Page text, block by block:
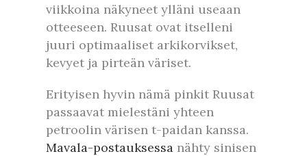
viikkoina näkyneet ylläni useaan
otteeseen. Ruusat ovat itselleni
juuri optimaaliset arkikorvikset,
kevyet ja pirteän väriset.
Erityisen hyvin nämä pinkit Ruusat
passaavat mielestäni yhteen
petroolin värisen t-paidan kanssa.
Mavala-postauksessa nähty sinisen